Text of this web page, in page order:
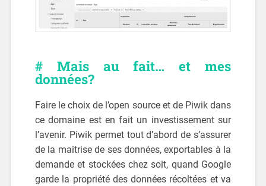
# Mais au fait… et mes
données?
Faire le choix de l’open source et de Piwik dans
ce domaine est en fait un investissement sur
l’avenir. Piwik permet tout d’abord de s’assurer
de la maitrise de ses données, exportables à la
demande et stockées chez soit, quand Google
garde la propriété des données récoltées et va